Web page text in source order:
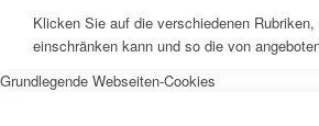
Klicken Sie auf die verschiedenen
einschränken kann und so die von
Grundlegende Webseiten-Cookies